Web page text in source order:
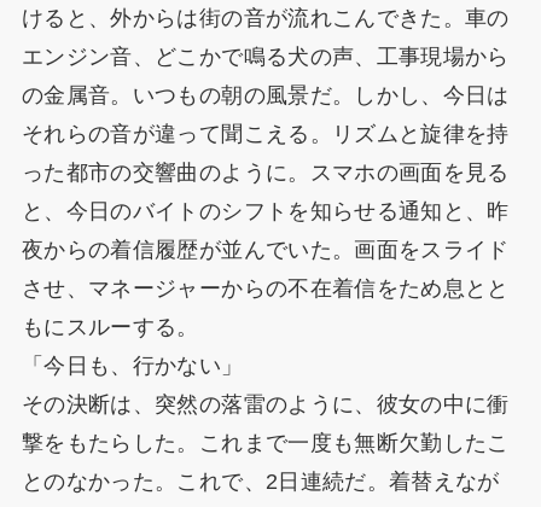
けると、外からは街の音が流れこんできた。車の
エンジン音、どこかで鳴る犬の声、工事現場から
の金属音。いつもの朝の風景だ。しかし、今日は
それらの音が違って聞こえる。リズムと旋律を持
った都市の交響曲のように。スマホの画面を見る
と、今日のバイトのシフトを知らせる通知と、昨
夜からの着信履歴が並んでいた。画面をスライド
させ、マネージャーからの不在着信をため息とと
もにスルーする。
「今日も、行かない」
その決断は、突然の落雷のように、彼女の中に衝
撃をもたらした。これまで一度も無断欠勤したこ
とのなかった。これで、2日連続だ。着替えなが